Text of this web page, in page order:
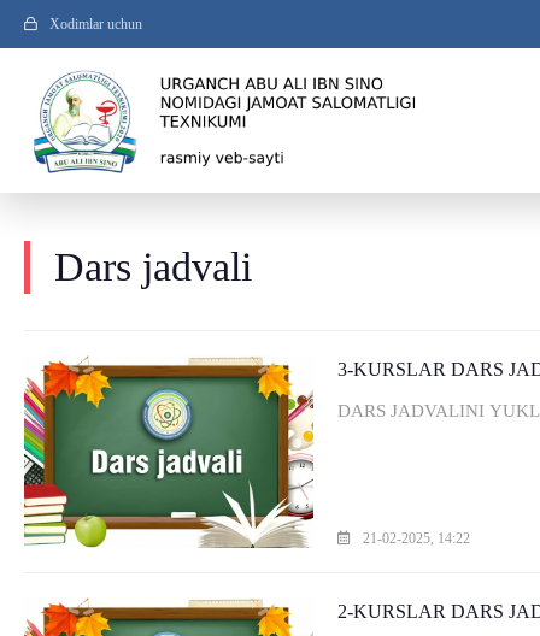
Xodimlar uchun
Dars jadvali
3-KURSLAR DARS
​DARS JADVALINI
21-02-2025, 14:22
2-KURSLAR DARS